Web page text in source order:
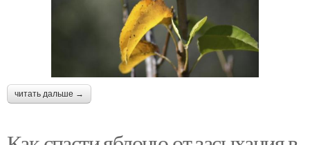
читать дальше →